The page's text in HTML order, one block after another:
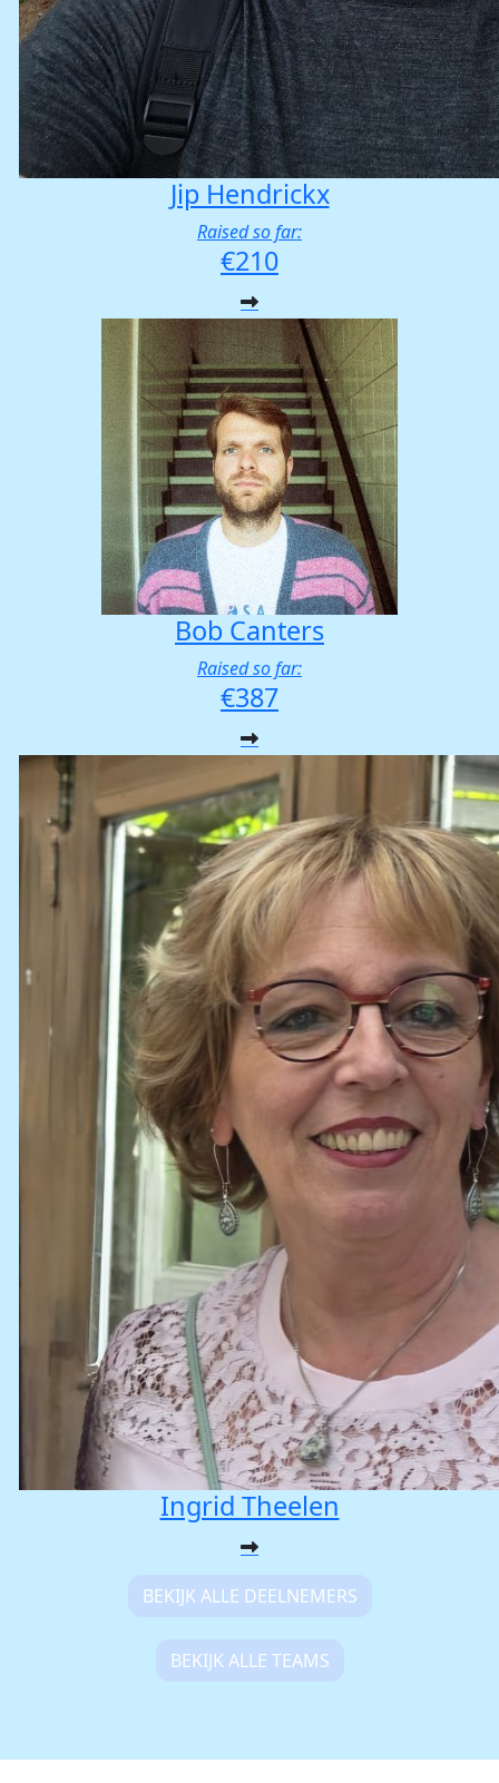
Jip Hendrickx
Raised so far:
€210
Bob Canters
Raised so far:
€387
Ingrid Theelen
BEKIJK ALLE DEELNEMERS
BEKIJK ALLE TEAMS